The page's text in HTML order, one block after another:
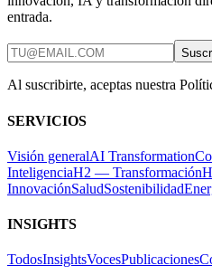
entrada.
Al suscribirte, aceptas nuestra
SERVICIOS
Visión generalAI Transformation
InteligenciaH2 — Transformación
InnovaciónSaludSostenibilidad
INSIGHTS
TodosInsightsVocesPublicaciones